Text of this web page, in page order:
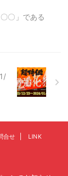
〇」である
合せ LINK